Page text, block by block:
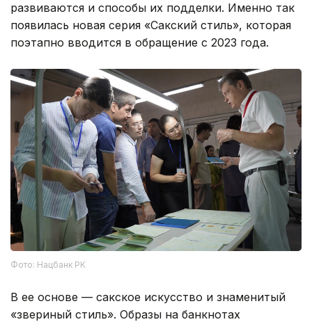
развиваются и способы их подделки. Именно так
появилась новая серия «Сакский стиль», которая
поэтапно вводится в обращение с 2023 года.
Фото: Нацбанк РК
В ее основе — сакское искусство и знаменитый
«звериный стиль». Образы на банкнотах